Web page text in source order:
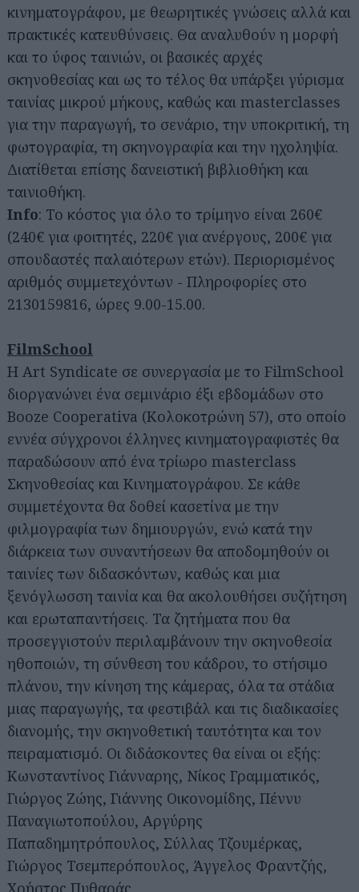
κινηματογράφου, με θεωρητικές γνώσεις αλλά και
πρακτικές κατευθύνσεις. Θα αναλυθούν η μορφή
και το ύφος ταινιών, οι βασικές αρχές
σκηνοθεσίας και ως το τέλος θα υπάρξει γύρισμα
ταινίας μικρού μήκους, καθώς και masterclasses
για την παραγωγή, το σενάριο, την υποκριτική, τη
φωτογραφία, τη σκηνογραφία και την ηχοληψία.
Διατίθεται επίσης δανειστική βιβλιοθήκη και
ταινιοθήκη.
Info: Το κόστος για όλο το τρίμηνο είναι 260€
(240€ για φοιτητές, 220€ για ανέργους, 200€ για
σπουδαστές παλαιότερων ετών). Περιορισμένος
αριθμός συμμετεχόντων - Πληροφορίες στο
2130159816, ώρες 9.00-15.00.
FilmSchool
Η Art Syndicate σε συνεργασία με το FilmSchool
διοργανώνει ένα σεμινάριο έξι εβδομάδων στο
Booze Cooperativa (Κολοκοτρώνη 57), στο οποίο
εννέα σύγχρονοι έλληνες κινηματογραφιστές θα
παραδώσουν από ένα τρίωρο masterclass
Σκηνοθεσίας και Κινηματογράφου. Σε κάθε
συμμετέχοντα θα δοθεί κασετίνα με την
φιλμογραφία των δημιουργών, ενώ κατά την
διάρκεια των συναντήσεων θα αποδομηθούν οι
ταινίες των διδασκόντων, καθώς και μια
ξενόγλωσση ταινία και θα ακολουθήσει συζήτηση
και ερωταπαντήσεις. Τα ζητήματα που θα
προσεγγιστούν περιλαμβάνουν την σκηνοθεσία
ηθοποιών, τη σύνθεση του κάδρου, το στήσιμο
πλάνου, την κίνηση της κάμερας, όλα τα στάδια
μιας παραγωγής, τα φεστιβάλ και τις διαδικασίες
διανομής, την σκηνοθετική ταυτότητα και τον
πειραματισμό. Οι διδάσκοντες θα είναι οι εξής:
Κωνσταντίνος Γιάνναρης, Νίκος Γραμματικός,
Γιώργος Ζώης, Γιάννης Οικονομίδης, Πέννυ
Παναγιωτοπούλου, Αργύρης
Παπαδημητρόπουλος, Σύλλας Τζουμέρκας,
Γιώργος Τσεμπερόπουλος, Άγγελος Φραντζής,
Χρήστος Πυθαράς.